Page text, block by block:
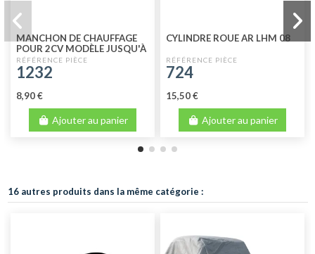
MANCHON DE CHAUFFAGE
POUR 2CV MODÈLE JUSQU'À
1970 (FEUTRE) LONG 360MM
1232
8,90 €
Ajouter au panier
CYLINDRE ROUE AR LHM 08
724
15,50 €
Ajouter au panier
16 autres produits dans la même catégorie :